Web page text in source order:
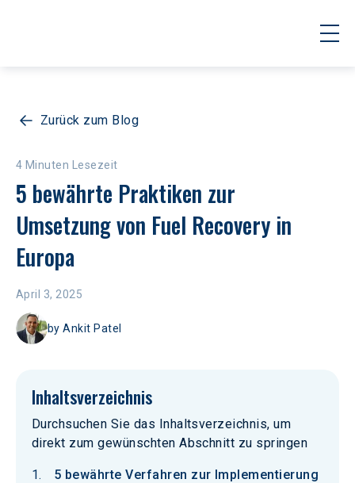
Zurück zum Blog
4 Minuten Lesezeit
5 bewährte Praktiken zur
Umsetzung von Fuel Recovery in
Europa
April 3, 2025
byAnkit Patel
Inhaltsverzeichnis
Durchsuchen Sie das Inhaltsverzeichnis, um
direkt zum gewünschten Abschnitt zu springen
5 bewährte Verfahren zur Implementierung